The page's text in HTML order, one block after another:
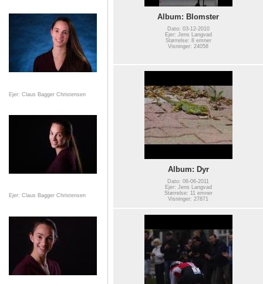
Ejer: Claus Bagger Christensen
Ejer: Claus Bagger Christensen
Album: Blomster
Dato: 03-12-2010
Ejer: Jens Langvad
Størrelse: 8 emner
Visninger: 24058
Album: Dyr
Dato: 06-06-2011
Ejer: Jens Langvad
Størrelse: 11 emner
Visninger: 27871